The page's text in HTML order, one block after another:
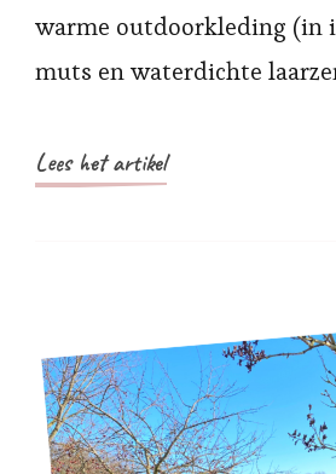
warme outdoorkleding (in
muts en waterdichte
Lees het artikel